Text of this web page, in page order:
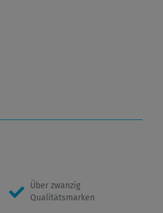
Über zwanzig
Qualitätsmarken